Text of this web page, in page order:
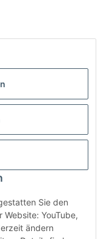
Sie den
YouTube,
ändern